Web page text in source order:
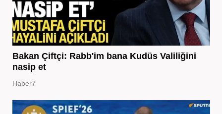
Bakan Çiftçi: Rabb'im bana Kudüs Valiliğini
nasip et
Haber7